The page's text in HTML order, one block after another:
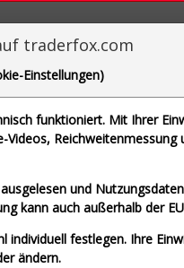
Aktie
Allianz SE
Euro)
traderfox.com
Einstellungen)
funktioniert. Mit Ihrer
Reichweitenmessung
und
kann auch außerhalb der
festlegen. Ihre
ändern.